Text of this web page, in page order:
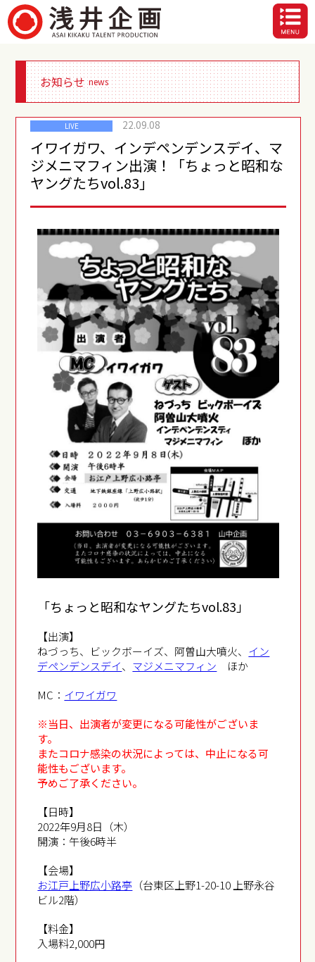
お知らせ news
LIVE 22.09.08
イワイガワ、インデペンデンスデイ、マ
ジメニマフィン出演！「ちょっと昭和な
ヤングたちvol.83」
「ちょっと昭和なヤングたちvol.83」
【出演】
ねづっち、ビックボーイズ、阿曽山大噴火、 イン
デペンデンスデイ、 マジメニマフィン ほか
MC： イワイガワ
※当日、出演者が変更になる可能性がございま
す。
またコロナ感染の状況によっては、中止になる可
能性もございます。
予めご了承ください。
【日時】
2022年9月8日（木）
開演：午後6時半
【会場】
お江戸上野広小路亭 （台東区上野1-20-10 上野永谷
ビル2階）
【料金】
入場料2,000円